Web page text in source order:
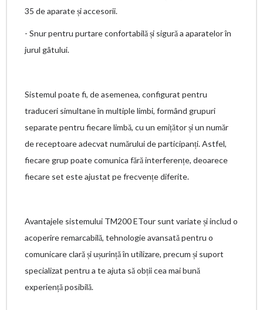
35 de aparate și accesorii.
- Snur pentru purtare confortabilă și sigură a aparatelor în
jurul gâtului.
Sistemul poate fi, de asemenea, configurat pentru
traduceri simultane în multiple limbi, formând grupuri
separate pentru fiecare limbă, cu un emițător și un număr
de receptoare adecvat numărului de participanți. Astfel,
fiecare grup poate comunica fără interferențe, deoarece
fiecare set este ajustat pe frecvențe diferite.
Avantajele sistemului TM200 ETour sunt variate și includ o
acoperire remarcabilă, tehnologie avansată pentru o
comunicare clară și ușurință în utilizare, precum și suport
specializat pentru a te ajuta să obții cea mai bună
experiență posibilă.